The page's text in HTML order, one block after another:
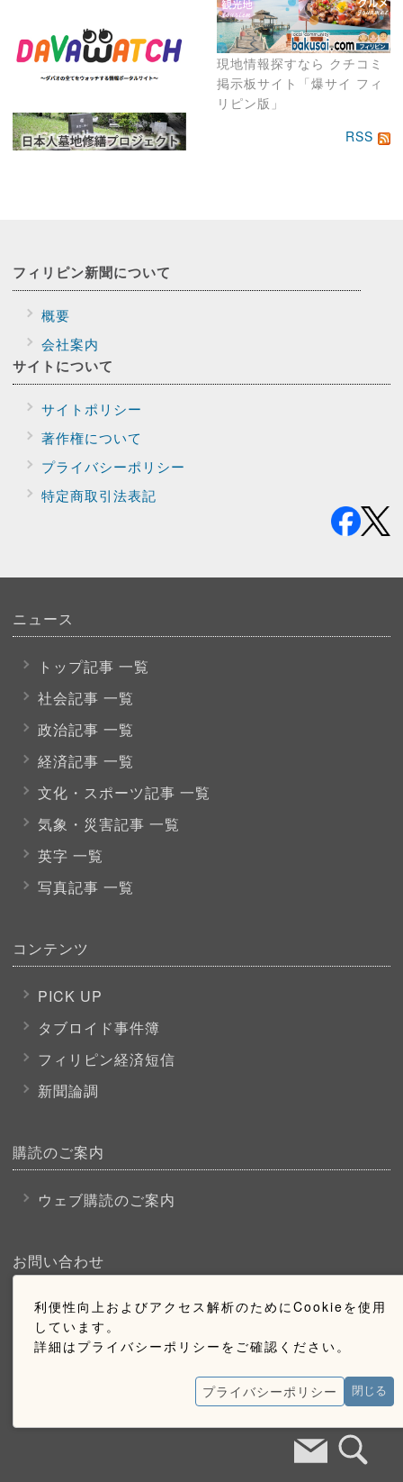
現地情報探すなら クチコミ
掲示板サイト「爆サイ フィ
リピン版」
RSS
利便性向上およびアクセス解析のためにCookieを使用
しています。
詳細はプライバシーポリシーをご確認ください。
プライバシーポリシー 閉じる
フィリピン新聞について
概要
会社案内
サイトについて
サイトポリシー
著作権について
プライバシーポリシー
特定商取引法表記
ニュース
トップ記事 一覧
社会記事 一覧
政治記事 一覧
経済記事 一覧
文化・スポーツ記事 一覧
気象・災害記事 一覧
英字 一覧
写真記事 一覧
コンテンツ
PICK UP
タブロイド事件簿
フィリピン経済短信
新聞論調
購読のご案内
ウェブ購読のご案内
お問い合わせ
採用情報
お問い合わせ